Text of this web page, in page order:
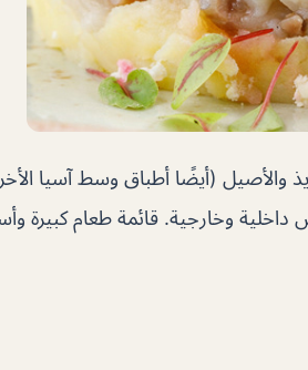
والأصيل (أيضًا أطباق وسط آسيا
داخلية وخارجية. قائمة طعام كبيرة